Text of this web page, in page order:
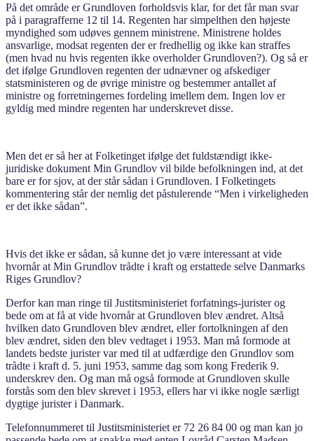
På det område er Grundloven forholdsvis klar, for det får man svar
på i paragrafferne 12 til 14. Regenten har simpelthen den højeste
myndighed som udøves gennem ministrene. Ministrene holdes
ansvarlige, modsat regenten der er fredhellig og ikke kan straffes
(men hvad nu hvis regenten ikke overholder Grundloven?). Og så er
det ifølge Grundloven regenten der udnævner og afskediger
statsministeren og de øvrige ministre og bestemmer antallet af
ministre og forretningernes fordeling imellem dem. Ingen lov er
gyldig med mindre regenten har underskrevet disse.
Men det er så her at Folketinget ifølge det fuldstændigt ikke-
juridiske dokument Min Grundlov vil bilde befolkningen ind, at det
bare er for sjov, at der står sådan i Grundloven. I Folketingets
kommentering står der nemlig det påstulerende “Men i virkeligheden
er det ikke sådan”.
Hvis det ikke er sådan, så kunne det jo være interessant at vide
hvornår at Min Grundlov trådte i kraft og erstattede selve Danmarks
Riges Grundlov?
Derfor kan man ringe til Justitsministeriet forfatnings-jurister og
bede om at få at vide hvornår at Grundloven blev ændret. Altså
hvilken dato Grundloven blev ændret, eller fortolkningen af den
blev ændret, siden den blev vedtaget i 1953. Man må formode at
landets bedste jurister var med til at udfærdige den Grundlov som
trådte i kraft d. 5. juni 1953, samme dag som kong Frederik 9.
underskrev den. Og man må også formode at Grundloven skulle
forstås som den blev skrevet i 1953, ellers har vi ikke nogle særligt
dygtige jurister i Danmark.
Telefonnummeret til Justitsministeriet er 72 26 84 00 og man kan jo